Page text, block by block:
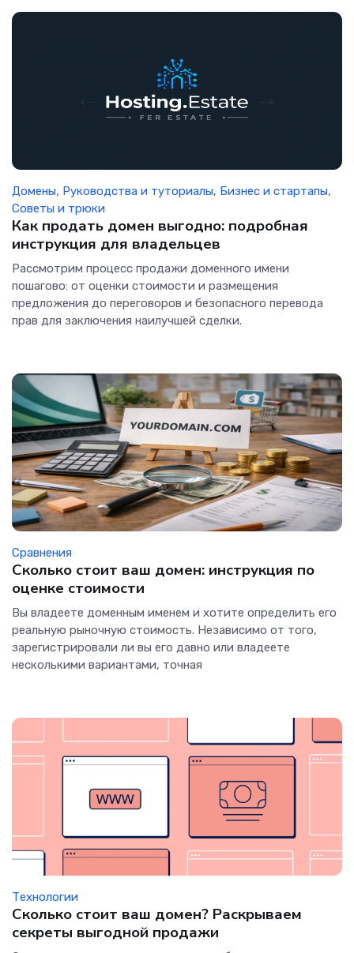
Домены, Руководства и туториалы, Бизнес и стартапы,
Советы и трюки
Как продать домен выгодно: подробная
инструкция для владельцев
Рассмотрим процесс продажи доменного имени
пошагово: от оценки стоимости и размещения
предложения до переговоров и безопасного перевода
прав для заключения наилучшей сделки.
Сравнения
Сколько стоит ваш домен: инструкция по
оценке стоимости
Вы владеете доменным именем и хотите определить его
реальную рыночную стоимость. Независимо от того,
зарегистрировали ли вы его давно или владеете
несколькими вариантами, точная
Технологии
Сколько стоит ваш домен? Раскрываем
секреты выгодной продажи